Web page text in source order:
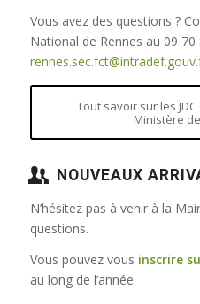
Vous avez des questions ?
National de Rennes au 09
Tout savoir sur les
Ministère
NOUVEAUX
N’hésitez pas à venir à la
questions.
Vous pouvez vous inscrire
au long de l’année.